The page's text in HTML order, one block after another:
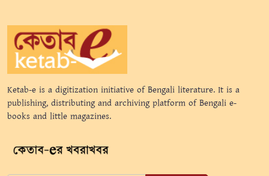
Ketab-e is a digitization initiative of Bengali literature. It is a
publishing, distributing and archiving platform of Bengali e-
books and little magazines.